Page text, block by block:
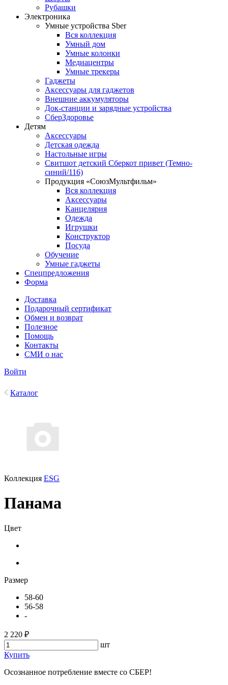
Рубашки
Электроника
Умные устройства Sber
Вся коллекция
Умный дом
Умные колонки
Медиацентры
Умные трекеры
Гаджеты
Аксессуары для гаджетов
Внешние аккумуляторы
Док-станции и зарядные устройства
СберЗдоровье
Детям
Аксессуары
Детская одежда
Настольные игры
Свитшот детский Сберкот привет (Темно-
синий/116)
Продукция «СоюзМультфильм»
Вся коллекция
Аксессуары
Канцелярия
Одежда
Игрушки
Конструктор
Посуда
Обучение
Умные гаджеты
Спецпредложения
Форма
Доставка
Подарочный сертификат
Обмен и возврат
Полезное
Помощь
Контакты
СМИ о нас
Войти
Каталог
Коллекция ESG
Панама
Цвет
Размер
58-60
56-58
-
2 220 ₽
шт
Купить
Осознанное потребление вместе со СБЕР!